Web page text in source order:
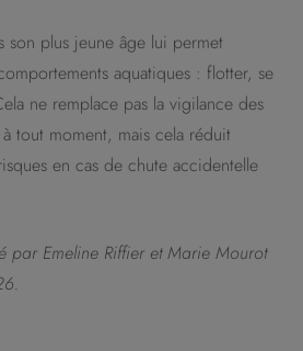
son plus jeune âge lui permet
aquatiques : flotter, se
ne remplace pas la vigilance des
tout moment, mais cela réduit
en cas de chute accidentelle
par Emeline Riffier et Marie Mourot